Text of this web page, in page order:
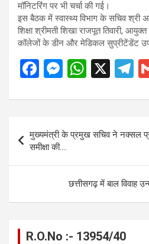
मॉनिटरिंग पर भी चर्चा की गई।
इस बैठक में स्वास्थ्य विभाग के सचिव श्री
शिक्षा श्रीमती शिखा राजपूत तिवारी,
कॉलेजों के डीन और मेडिकल सुप्रीटेंडेंट
F
ce
b
o
o
M
se
n
g
er
W
at
A
p
p
X
T
e
a
navigation
मुख्यमंत्री के प्रमुख सचिव ने नक्सल
समीक्षा की….
छत्तीसगढ़ में बाल विवाह
R.O.No :- 13954/40